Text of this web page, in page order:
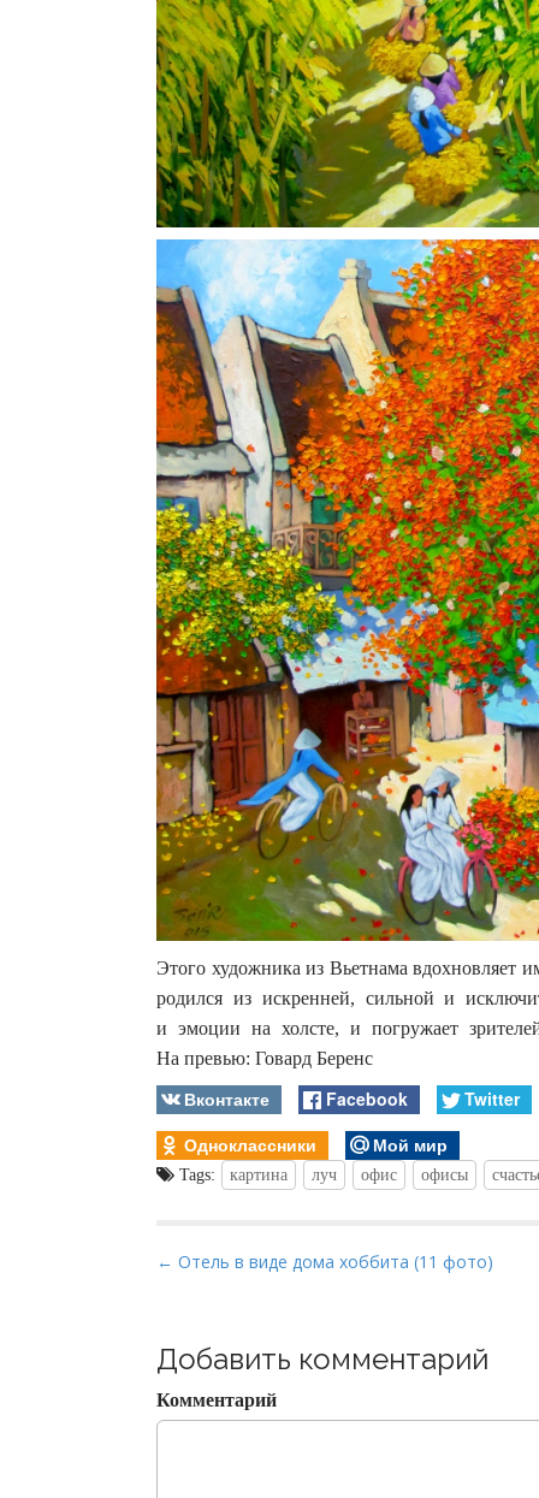
Этого художника из Вьетнама вдохновляет
родился из искренней, сильной и
и эмоции на холсте, и погружает
На превью: Говард Беренс
Вконтакте Facebook
Twitter
Одноклассники
Мой мир
Tags: картина луч офис офисы
P
t
n
a
← Отель в виде дома хоббита (11 фото)
Добавить комментарий
Комментарий